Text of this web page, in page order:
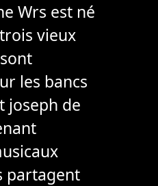
Wrs est né
vieux
les bancs
joseph de
partagent